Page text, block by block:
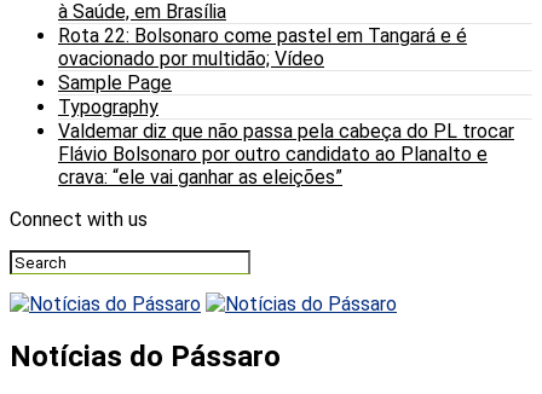
à Saúde, em Brasília
Rota 22: Bolsonaro come pastel em Tangará e é
ovacionado por multidão; Vídeo
Sample Page
Typography
Valdemar diz que não passa pela cabeça do PL trocar
Flávio Bolsonaro por outro candidato ao Planalto e
crava: “ele vai ganhar as eleições”
Connect with us
Notícias do Pássaro